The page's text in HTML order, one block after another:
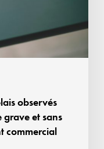
observés
et sans
commercial